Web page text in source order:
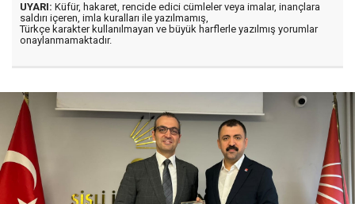
UYARI: Küfür, hakaret, rencide edici cümleler veya imalar, inançlara
saldırı içeren, imla kuralları ile yazılmamış,
Türkçe karakter kullanılmayan ve büyük harflerle yazılmış yorumlar
onaylanmamaktadır.